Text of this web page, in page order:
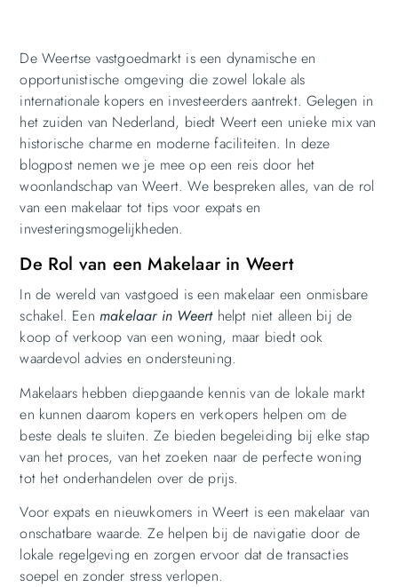
De Weertse vastgoedmarkt is een dynamische en
opportunistische omgeving die zowel lokale als
internationale kopers en investeerders aantrekt. Gelegen in
het zuiden van Nederland, biedt Weert een unieke mix van
historische charme en moderne faciliteiten. In deze
blogpost nemen we je mee op een reis door het
woonlandschap van Weert. We bespreken alles, van de rol
van een makelaar tot tips voor expats en
investeringsmogelijkheden.
De Rol van een Makelaar in Weert
In de wereld van vastgoed is een makelaar een onmisbare
schakel. Een makelaar in Weerthelpt niet alleen bij de
koop of verkoop van een woning, maar biedt ook
waardevol advies en ondersteuning.
Makelaars hebben diepgaande kennis van de lokale markt
en kunnen daarom kopers en verkopers helpen om de
beste deals te sluiten. Ze bieden begeleiding bij elke stap
van het proces, van het zoeken naar de perfecte woning
tot het onderhandelen over de prijs.
Voor expats en nieuwkomers in Weert is een makelaar van
onschatbare waarde. Ze helpen bij de navigatie door de
lokale regelgeving en zorgen ervoor dat de transacties
soepel en zonder stress verlopen.